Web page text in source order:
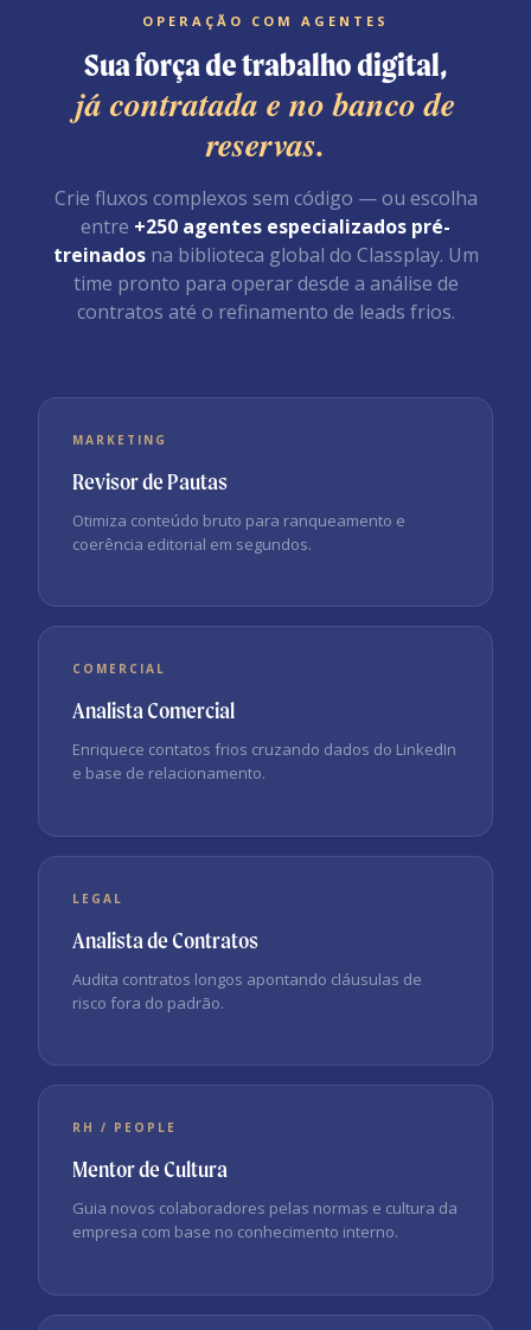
OPERAÇÃO COM AGENTES
Sua força de trabalho digital,
já contratada e no banco de
reservas.
Crie fluxos complexos sem código — ou escolha
entre +250 agentes especializados pré-
treinadosna biblioteca global do Classplay. Um
time pronto para operar desde a análise de
contratos até o refinamento de leads frios.
MARKETING
Revisor de Pautas
Otimiza conteúdo bruto para ranqueamento e
coerência editorial em segundos.
COMERCIAL
Analista Comercial
Enriquece contatos frios cruzando dados do LinkedIn
e base de relacionamento.
LEGAL
Analista de Contratos
Audita contratos longos apontando cláusulas de
risco fora do padrão.
RH / PEOPLE
Mentor de Cultura
Guia novos colaboradores pelas normas e cultura da
empresa com base no conhecimento interno.